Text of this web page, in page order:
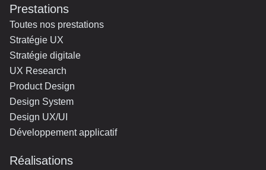
Prestations
Toutes nos prestations
Stratégie UX
Stratégie digitale
UX Research
Product Design
Design System
Design UX/UI
Développement applicatif
Réalisations